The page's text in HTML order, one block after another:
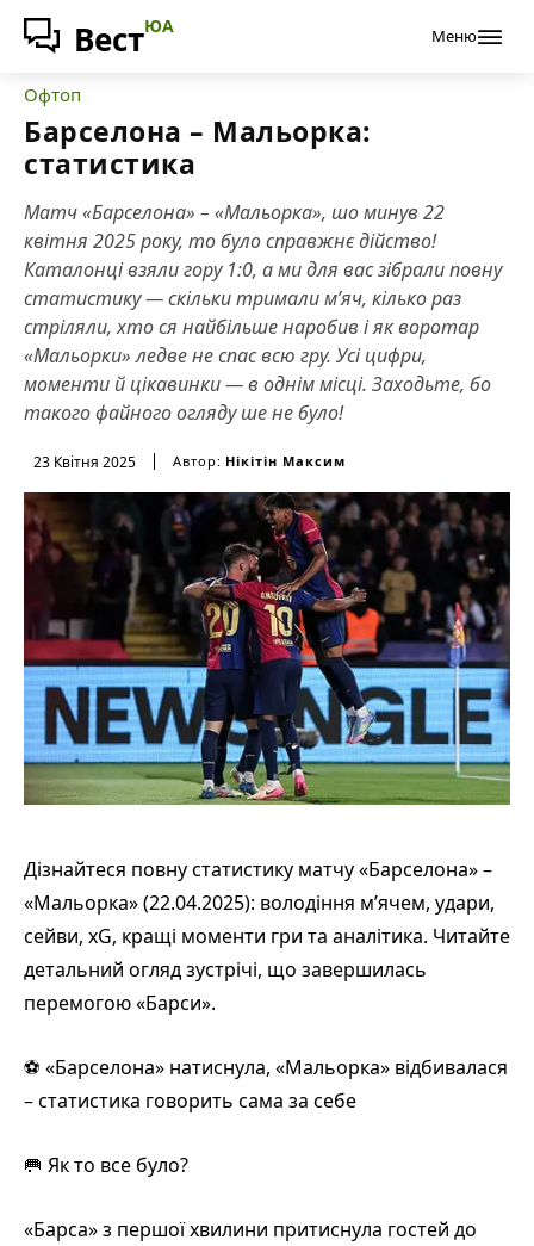
ВестЮА Меню
Офтоп
Барселона – Мальорка:
статистика
Матч «Барселона» – «Мальорка», шо минув 22
квітня 2025 року, то було справжнє дійство!
Каталонці взяли гору 1:0, а ми для вас зібрали повну
статистику — скільки тримали м’яч, кілько раз
стріляли, хто ся найбільше наробив і як воротар
«Мальорки» ледве не спас всю гру. Усі цифри,
моменти й цікавинки — в однім місці. Заходьте, бо
такого файного огляду ше не було!
23 Квітня 2025 Автор: Нікітін Максим
Дізнайтеся повну статистику матчу «Барселона» –
«Мальорка» (22.04.2025): володіння м’ячем, удари,
сейви, xG, кращі моменти гри та аналітика. Читайте
детальний огляд зустрічі, що завершилась
перемогою «Барси».
⚽ «Барселона» натиснула, «Мальорка» відбивалася
– статистика говорить сама за себе
🥅 Як то все було?
«Барса» з першої хвилини притиснула гостей до